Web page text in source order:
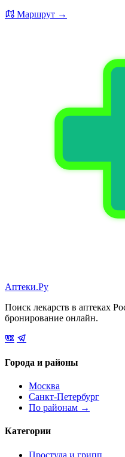
Маршрут →
Аптеки.Ру
Поиск лекарств в аптеках
бронирование онлайн.
Города и районы
Москва
Санкт-Петербург
По районам →
Категории
Простуда и грипп